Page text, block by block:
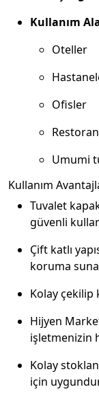
Kullanım
Oteller
Ofisler
Umumi
Kullanım
Tuvalet
güvenli
Çift katlı
koruma
Kolay çekilip
Hijyen
işletmenizin
Kolay
için